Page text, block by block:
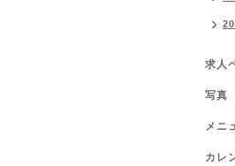
求人
写真
メニ
カレ